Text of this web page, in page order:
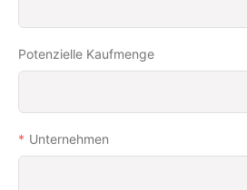
Potenzielle Kaufmenge
Unternehmen